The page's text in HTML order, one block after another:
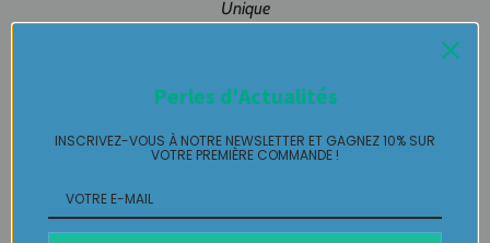
Unique
Made in Pau Made in France
Collier MURANO pièce unique LABELLE IKEYA : du jamais
vu, jamais porté que par celle qui l'adopte et s'en pare ….
Perles d'Actualités
INSCRIVEZ-VOUS À NOTRE NEWSLETTER ET GAGNEZ 10% SUR
VOTRE PREMIÈRE COMMANDE !